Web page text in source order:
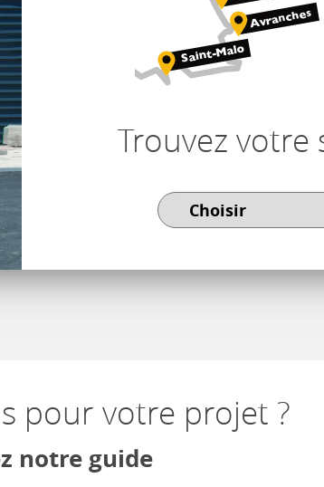
Trouvez votre
pour votre projet ?
notre guide